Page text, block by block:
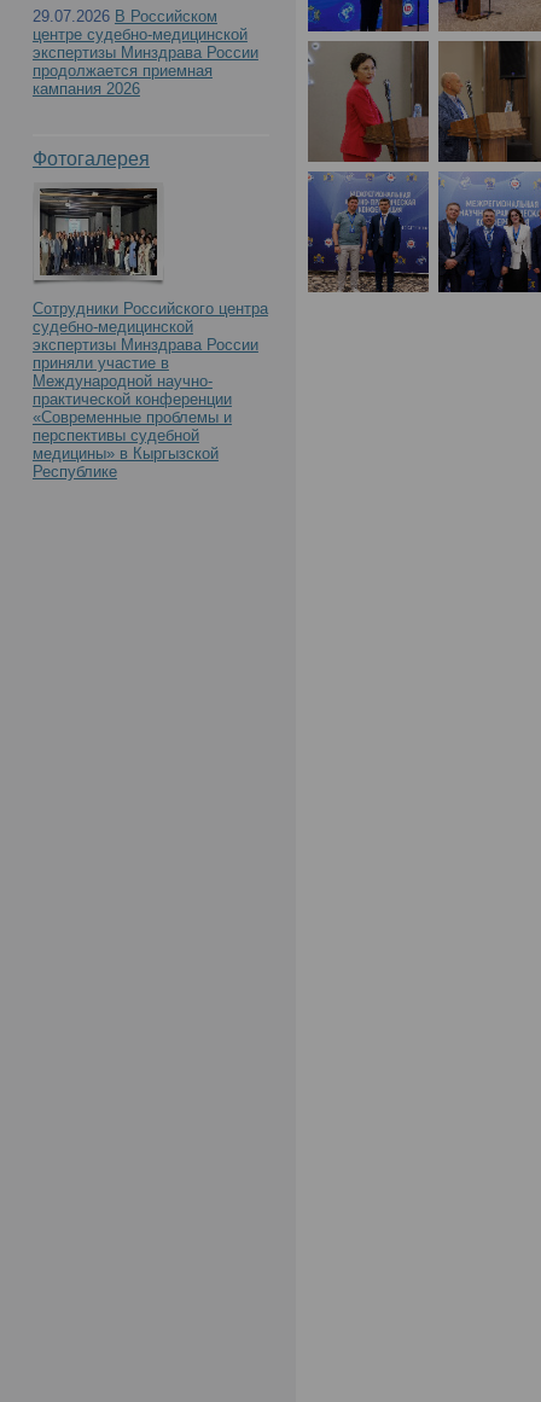
медицинской
Межрегиональной
конференции,
образования
29.07.2026 В Российском
центре судебно-медицинской
экспертизы Минздрава России
продолжается приемная
кампания 2026
Фотогалерея
Сотрудники Российского центра
судебно-медицинской
экспертизы Минздрава России
приняли участие в
Международной научно-
практической конференции
«Современные проблемы и
перспективы судебной
медицины» в Кыргызской
Республике